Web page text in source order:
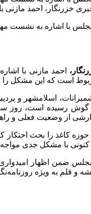
خزرنگار، احمد
با اشاره به نشست مهم
احمد مازنی با
است که این مشکل را
شمیرانات، اسلامشهر و
گوش رسیده است، روز
از وضعیت فعلی و
کاغذ را بحث
با مشکل جدی مواجه
ضمن اظهار امیدواری
و قلم به ویژه